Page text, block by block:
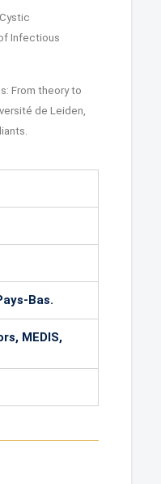
Infectious
From theory to
de Leiden,
Bas.
MEDIS,